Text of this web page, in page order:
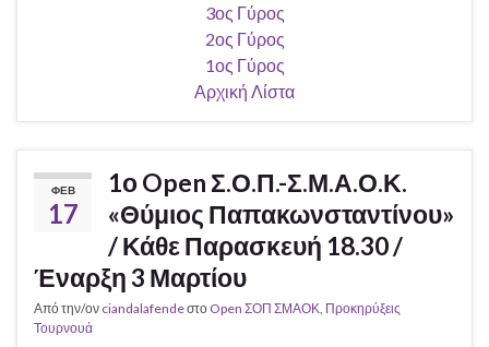
3ος Γύρος
2ος Γύρος
1ος Γύρος
Αρχική Λίστα
ΦΕΒ
17
1ο Open Σ.Ο.Π.-Σ.Μ.Α.Ο.Κ.
«Θύμιος Παπακωνσταντίνου»
/ Κάθε Παρασκευή 18.30 /
Έναρξη 3 Μαρτίου
Από την/ον ciandalafendeστο Open ΣΟΠ ΣΜΑΟΚ Προκηρύξεις
Τουρνουά